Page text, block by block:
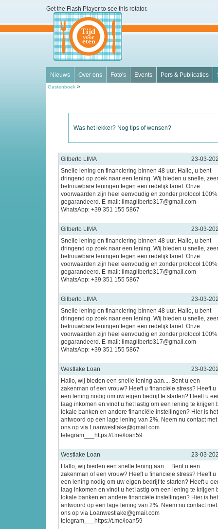
Get the Flash Player to see this rotator.
Nieuws Over ons Foto's Events Pers & Publicaties
Gastenboek »
Was het lekker? Nog tips of wensen?
Gilberto LIMA
23-03-
Snelle lening en financiering binnen 48 uur. Hallo, u bent
dringend op zoek naar een lening. Wij bieden u snelle, zeer
betrouwbare leningen tegen een redelijk tarief. Onze
voorwaarden zijn heel eenvoudig en zonder protocol 100%
gegarandeerd. E-mail: limagilberto317@gmail.com
WhatsApp: +39 351 155 5867
Gilberto LIMA
23-03-
Snelle lening en financiering binnen 48 uur. Hallo, u bent
dringend op zoek naar een lening. Wij bieden u snelle, zeer
betrouwbare leningen tegen een redelijk tarief. Onze
voorwaarden zijn heel eenvoudig en zonder protocol 100%
gegarandeerd. E-mail: limagilberto317@gmail.com
WhatsApp: +39 351 155 5867
Gilberto LIMA
23-03-
Snelle lening en financiering binnen 48 uur. Hallo, u bent
dringend op zoek naar een lening. Wij bieden u snelle, zeer
betrouwbare leningen tegen een redelijk tarief. Onze
voorwaarden zijn heel eenvoudig en zonder protocol 100%
gegarandeerd. E-mail: limagilberto317@gmail.com
WhatsApp: +39 351 155 5867
Westlake Loan
23-03-
Hallo, wij bieden een snelle lening aan.... Bent u een
zakenman of een vrouw? Heeft u financiële stress? Heeft u
een lening nodig om uw eigen bedrijf te starten? Heeft u
laag inkomen en vindt u het lastig om een lening te krijgen
lokale banken en andere financiële instellingen? Hier is het
antwoord op een lage lening van 2%. Neem nu contact met
ons op via Loanwestlake@gmail.com
telegram___https://t.me/loan59
Westlake Loan
23-03-
Hallo, wij bieden een snelle lening aan.... Bent u een
zakenman of een vrouw? Heeft u financiële stress? Heeft u
een lening nodig om uw eigen bedrijf te starten? Heeft u
laag inkomen en vindt u het lastig om een lening te krijgen
lokale banken en andere financiële instellingen? Hier is het
antwoord op een lage lening van 2%. Neem nu contact met
ons op via Loanwestlake@gmail.com
telegram___https://t.me/loan59